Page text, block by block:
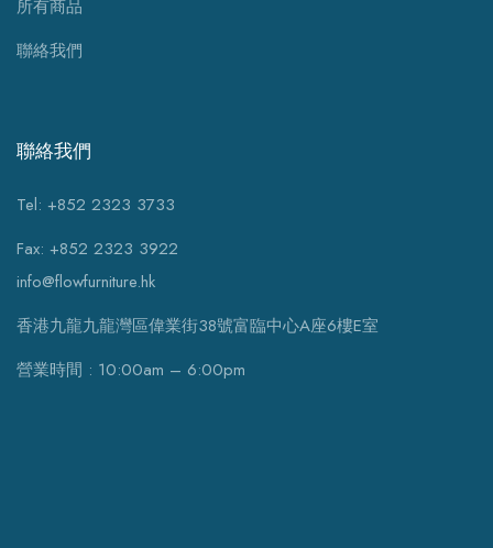
所有商品
聯絡我們
聯絡我們
Tel: +852 2323 3733
Fax: +852 2323 3922
info@flowfurniture.hk
香港九龍九龍灣區偉業街38號富臨中心A座6樓E室
營業時間 : 10:00am – 6:00pm